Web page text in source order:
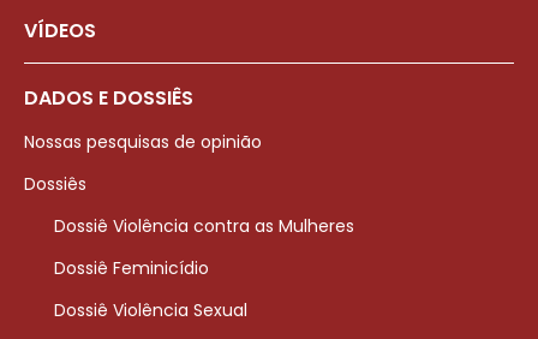
VÍDEOS
DADOS E DOSSIÊS
Nossas pesquisas de opinião
Dossiês
Dossiê Violência contra as Mulheres
Dossiê Feminicídio
Dossiê Violência Sexual